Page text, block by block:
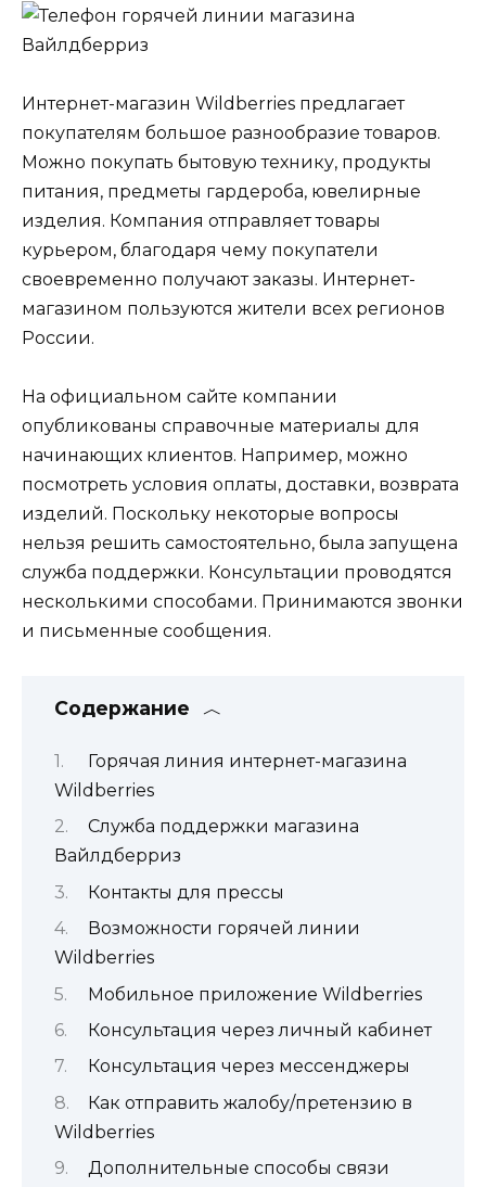
Интернет-магазин Wildberries предлагает
покупателям большое разнообразие товаров.
Можно покупать бытовую технику, продукты
питания, предметы гардероба, ювелирные
изделия. Компания отправляет товары
курьером, благодаря чему покупатели
своевременно получают заказы. Интернет-
магазином пользуются жители всех регионов
России.
На официальном сайте компании
опубликованы справочные материалы для
начинающих клиентов. Например, можно
посмотреть условия оплаты, доставки, возврата
изделий. Поскольку некоторые вопросы
нельзя решить самостоятельно, была запущена
служба поддержки. Консультации проводятся
несколькими способами. Принимаются звонки
и письменные сообщения.
Содержание
Горячая линия интернет-магазина
Wildberries
Служба поддержки магазина
Вайлдберриз
Контакты для прессы
Возможности горячей линии
Wildberries
Мобильное приложение Wildberries
Консультация через личный кабинет
Консультация через мессенджеры
Как отправить жалобу/претензию в
Wildberries
Дополнительные способы связи